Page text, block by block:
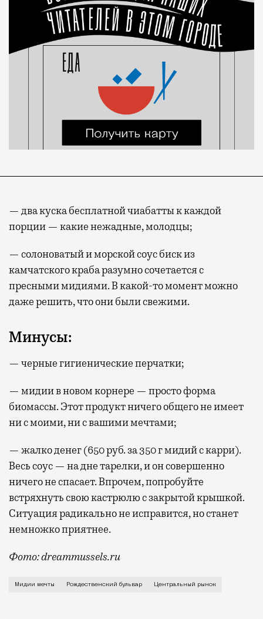
— два куска бесплатной чиабатты к каждой
порции — какие нежадные, молодцы;
— солоноватый и морской соус биск из
камчатского краба разумно сочетается с
пресными мидиями. В какой-то момент можно
даже решить, что они были свежими.
Минусы:
— черные гигиенические перчатки;
— мидии в новом корнере — просто форма
биомассы. Этот продукт ничего общего не имеет
ни с моими, ни с вашими мечтами;
— жалко денег (650 руб. за 350 г мидий с карри).
Весь соус — на дне тарелки, и он совершенно
ничего не спасает. Впрочем, попробуйте
встряхнуть свою кастрюлю с закрытой крышкой.
Ситуация радикально не исправится, но станет
немножко приятнее.
Фото: dreammussels.ru
Новый корнер на антресольном этаже
Мидии мечты Рождественский бульвар Центральный рынок